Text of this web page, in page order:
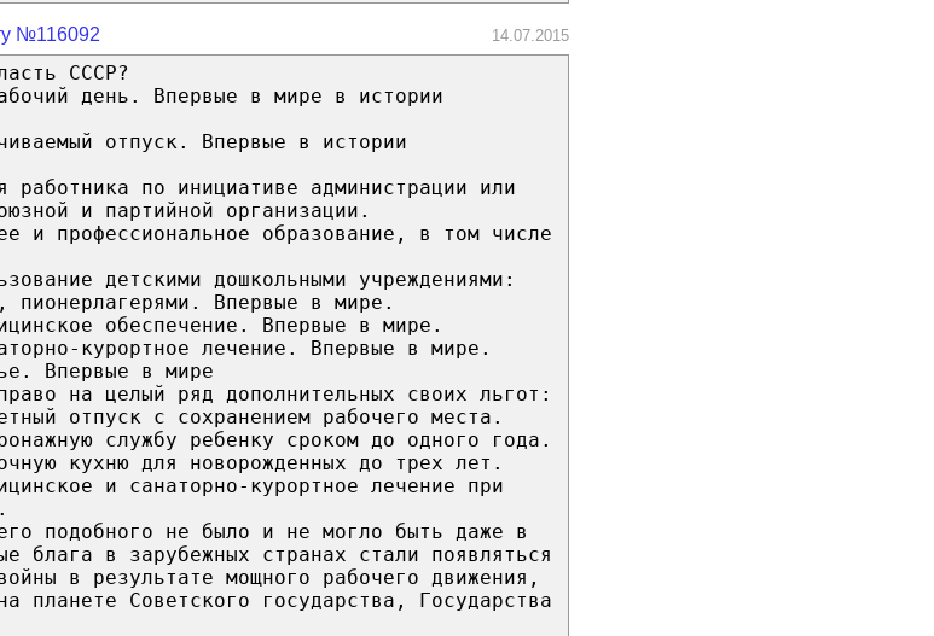
№116092 14.07.2015
СССР?
день. Впервые в мире в истории
отпуск. Впервые в истории
работника по инициативе администрации или
и партийной организации.
и профессиональное образование, в том числе
детскими дошкольными учреждениями:
пионерлагерями. Впервые в мире.
обеспечение. Впервые в мире.
курортное лечение. Впервые в мире.
Впервые в мире
на целый ряд дополнительных своих льгот:
отпуск с сохранением рабочего места.
службу ребенку сроком до одного года.
кухню для новорожденных до трех лет.
и санаторно-курортное лечение при
подобного не было и не могло быть даже в
блага в зарубежных странах стали появляться
в результате мощного рабочего движения,
планете Советского государства, Государства